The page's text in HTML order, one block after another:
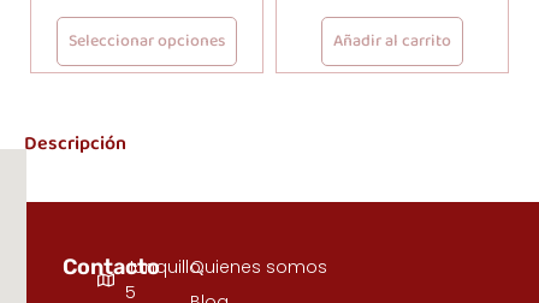
Seleccionar opciones Añadir al carrito
Descripción
ContactoJunquillo,
5
Quienes somos